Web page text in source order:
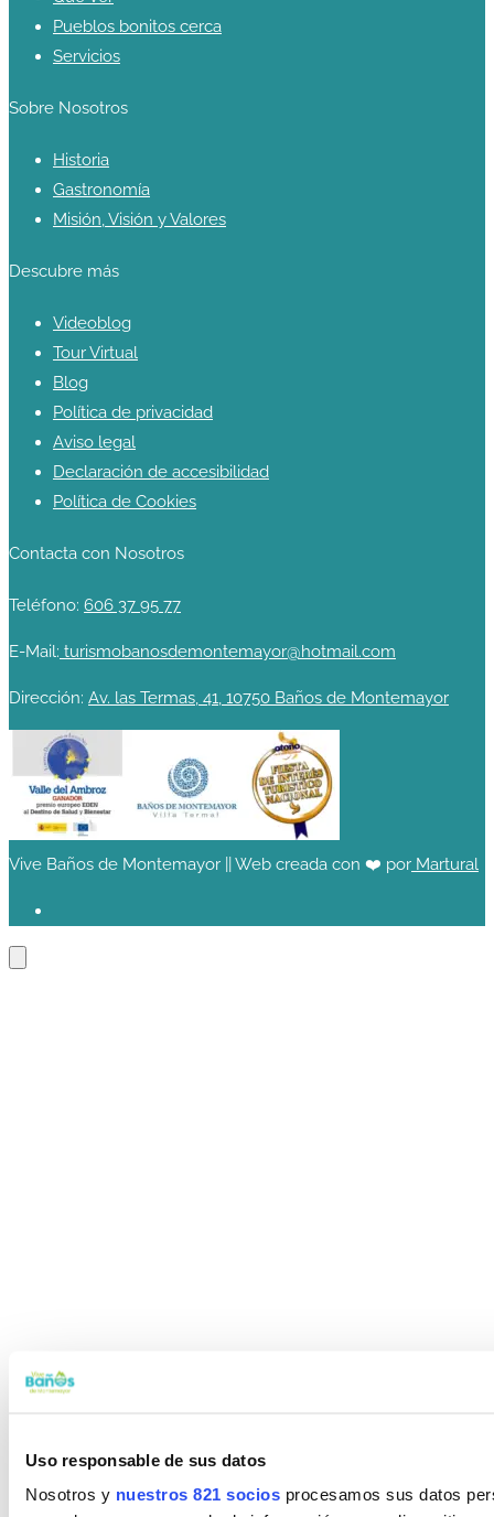
Uso responsable de sus datos
Nosotros y nuestros 821 socios procesamos sus datos
Pueblos bonitos cerca
Servicios
Sobre Nosotros
Historia
Gastronomía
Misión, Visión y Valores
Descubre más
Videoblog
Tour Virtual
Blog
Política de privacidad
Aviso legal
Declaración de accesibilidad
Política de Cookies
Contacta con Nosotros
Teléfono: 606 37 95 77
E-Mail: turismobanosdemontemayor@hotmail.com
Dirección: Av. las Termas, 41, 10750 Baños de Montemayor
Vive Baños de Montemayor || Web creada con ❤️ por Martural